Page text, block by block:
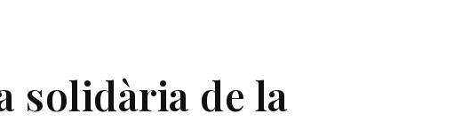
solidària de la